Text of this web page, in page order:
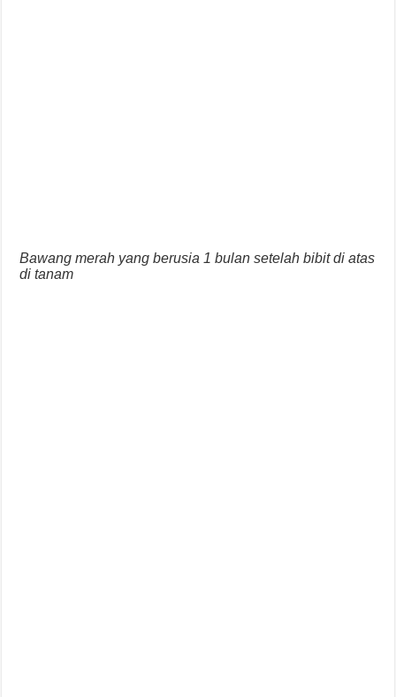
Bawang merah yang berusia 1 bulan setelah bibit di atas
di tanam